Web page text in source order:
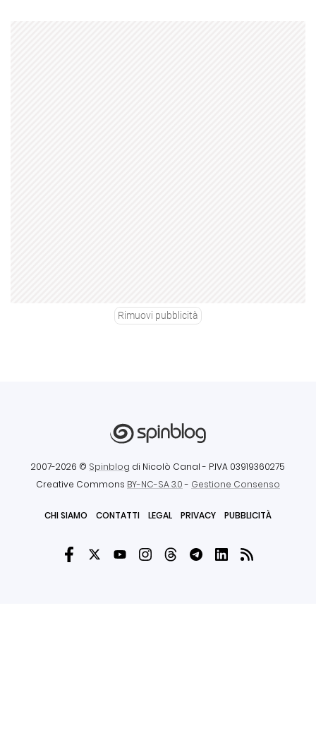
Rimuovi pubblicità
2007-2026 © Spinblog di Nicolò Canal - P.IVA 03919360275
Creative Commons BY-NC-SA 3.0- Gestione Consenso
CHI SIAMO CONTATTI LEGAL PRIVACY PUBBLICITÀ